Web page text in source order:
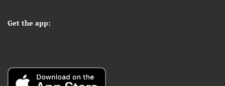
Get the app: